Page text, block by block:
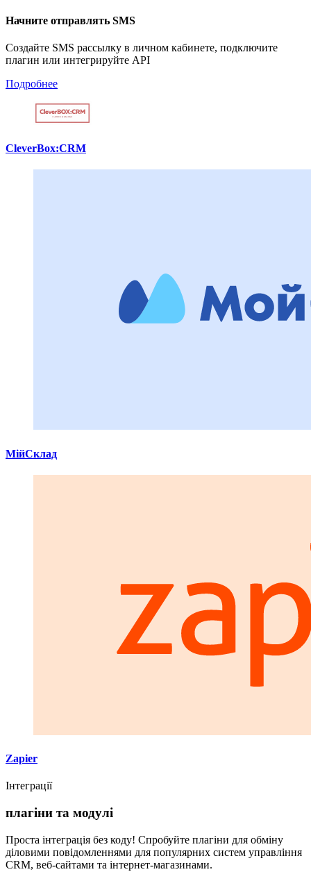
Начните отправлять SMS
Создайте SMS рассылку в личном кабинете, подключите
плагин или интегрируйте API
Подробнее
CleverBox:CRM
МійСклад
Zapier
Інтеграції
плагіни та модулі
Проста інтеграція без коду! Спробуйте плагіни для обміну
діловими повідомленнями для популярних систем управління
CRM, веб-сайтами та інтернет-магазинами.